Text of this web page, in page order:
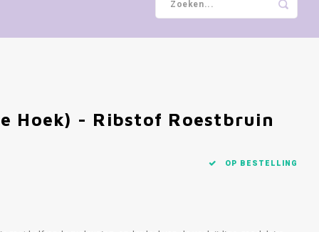
Hoek) - Ribstof Roestbruin
OP BESTELLING